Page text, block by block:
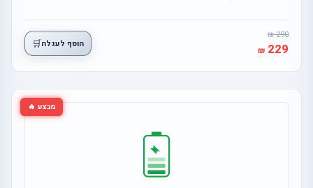
290
229 הוסף לעגלה🛒
מבצע 🔥